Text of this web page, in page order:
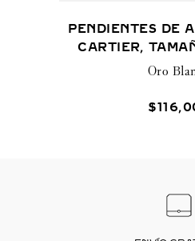
PENDIENTES DE
CARTIER,
Oro
$116,